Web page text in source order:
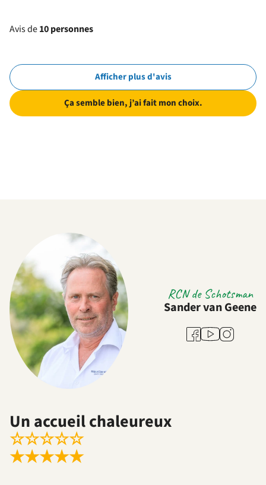
Avis de10 personnes
Afficher plus d'avis
Ça semble bien, j’ai fait mon choix.
RCN de Schotsman
Sander van Geene
Facebook
YoutubeInstagram
Un accueil chaleureux
☆☆☆☆☆
★★★★★